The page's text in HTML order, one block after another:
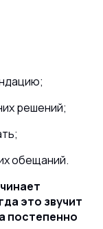
решений;
обещаний.
это звучит
постепенно